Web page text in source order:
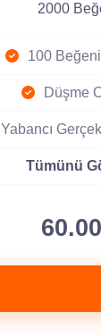
2000
100
Düşme
Yabancı
Tümünü